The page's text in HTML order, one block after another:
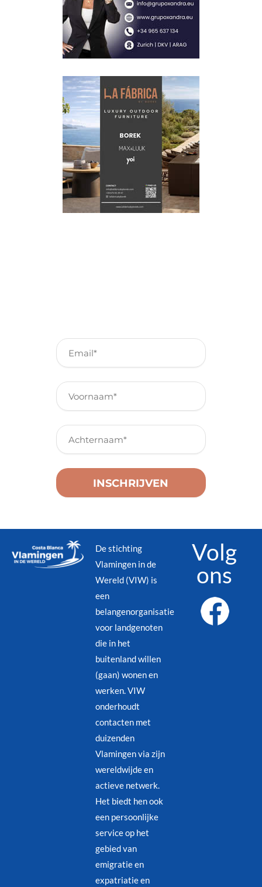
De stichting
Vlamingen in de
Wereld (VIW) is
een
belangenorganisatie
voor landgenoten
die in het
buitenland willen
(gaan) wonen en
werken. VIW
onderhoudt
contacten met
duizenden
Vlamingen via zijn
wereldwijde en
actieve netwerk.
Het biedt hen ook
een persoonlijke
service op het
gebied van
emigratie en
expatriatie en
Volg
ons